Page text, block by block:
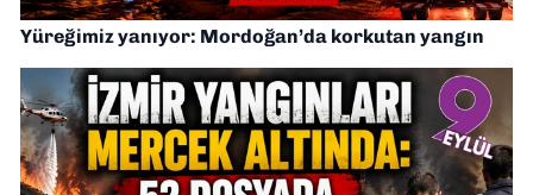
Yüreğimiz yanıyor: Mordoğan’da korkutan yangın